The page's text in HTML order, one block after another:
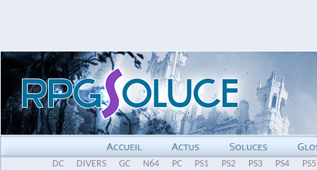
DC DIVERS GC N64 PC PS1 PS2 PS3 PS4
PS5